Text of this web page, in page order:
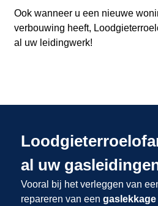
Ook wanneer u een nieuwe
verbouwing heeft,
al uw leidingwerk!
al uw
Vooral bij het verleggen van
repareren van een gaslekkage